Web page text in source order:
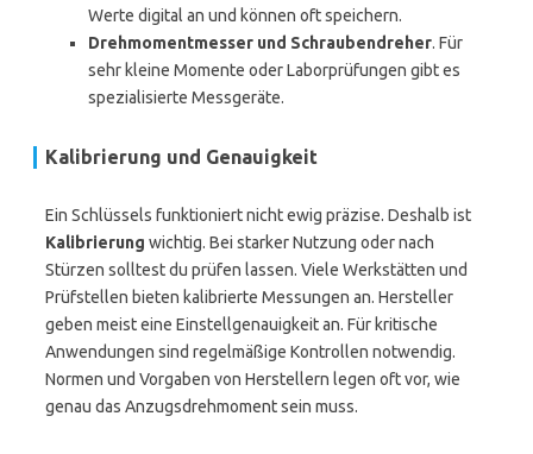
Werte digital an und können oft speichern.
Drehmomentmesser und Schraubendreher. Für
sehr kleine Momente oder Laborprüfungen gibt es
spezialisierte Messgeräte.
Kalibrierung und Genauigkeit
Ein Schlüssels funktioniert nicht ewig präzise. Deshalb ist
Kalibrierung wichtig. Bei starker Nutzung oder nach
Stürzen solltest du prüfen lassen. Viele Werkstätten und
Prüfstellen bieten kalibrierte Messungen an. Hersteller
geben meist eine Einstellgenauigkeit an. Für kritische
Anwendungen sind regelmäßige Kontrollen notwendig.
Normen und Vorgaben von Herstellern legen oft vor, wie
genau das Anzugsdrehmoment sein muss.